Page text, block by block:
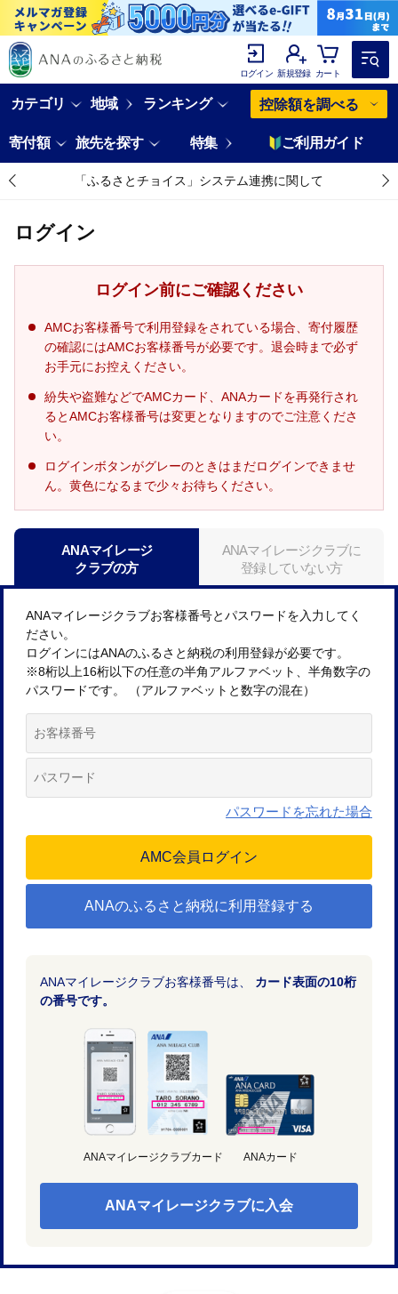
ログイン 新規登録 カート
カテゴリ 地域 ランキング 控除額を調べる
寄付額 旅先を探す 特集 ご利用ガイド
「ふるさとチョイス」システム連携に関して
ログイン
ログイン前にご確認ください
AMCお客様番号で利用登録をされている場合、寄付履歴
の確認にはAMCお客様番号が必要です。退会時まで必ず
お手元にお控えください。
紛失や盗難などでAMCカード、ANAカードを再発行され
るとAMCお客様番号は変更となりますのでご注意くださ
い。
ログインボタンがグレーのときはまだログインできませ
ん。黄色になるまで少々お待ちください。
ANAマイレージ
クラブの方
ANAマイレージクラブに
登録していない方
ANAマイレージクラブお客様番号とパスワードを入力してく
ださい。
ログインにはANAのふるさと納税の利用登録が必要です。
※8桁以上16桁以下の任意の半角アルファベット、半角数字の
パスワードです。 （アルファベットと数字の混在）
パスワードを忘れた場合
ANAのふるさと納税に利用登録する
ANAマイレージクラブお客様番号は、 カード表面の10桁
の番号です。
ANAマイレージクラブカード ANAカード
ANAマイレージクラブに入会